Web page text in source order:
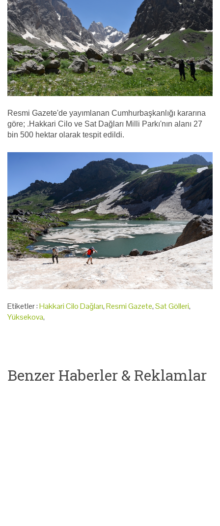
Resmi Gazete'de yayımlanan Cumhurbaşkanlığı kararına
göre; .Hakkari Cilo ve Sat Dağları Milli Parkı'nın alanı 27
bin 500 hektar olarak tespit edildi.
Etiketler :Hakkari Cilo Dağları,Resmi Gazete,Sat Gölleri,
Yüksekova,
Benzer Haberler & Reklamlar